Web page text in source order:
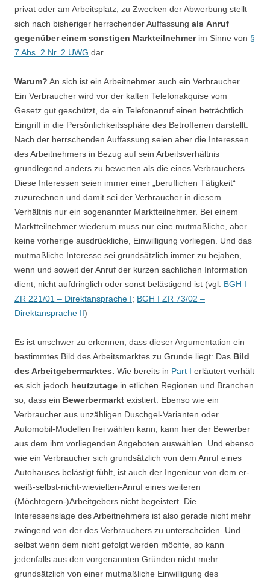
privat oder am Arbeitsplatz, zu Zwecken der Abwerbung stellt
sich nach bisheriger herrschender Auffassung als Anruf
gegenüber einem sonstigen Markteilnehmerim Sinne von §
7 Abs. 2 Nr. 2 UWG dar.
Warum? An sich ist ein Arbeitnehmer auch ein Verbraucher.
Ein Verbraucher wird vor der kalten Telefonakquise vom
Gesetz gut geschützt, da ein Telefonanruf einen beträchtlich
Eingriff in die Persönlichkeitssphäre des Betroffenen darstellt.
Nach der herrschenden Auffassung seien aber die Interessen
des Arbeitnehmers in Bezug auf sein Arbeitsverhältnis
grundlegend anders zu bewerten als die eines Verbrauchers.
Diese Interessen seien immer einer „beruflichen Tätigkeit“
zuzurechnen und damit sei der Verbraucher in diesem
Verhältnis nur ein sogenannter Marktteilnehmer. Bei einem
Marktteilnehmer wiederum muss nur eine mutmaßliche, aber
keine vorherige ausdrückliche, Einwilligung vorliegen. Und das
mutmaßliche Interesse sei grundsätzlich immer zu bejahen,
wenn und soweit der Anruf der kurzen sachlichen Information
dient, nicht aufdringlich oder sonst belästigend ist (vgl. BGH I
ZR 221/01 – Direktansprache I; BGH I ZR 73/02 –
Direktansprache II)
Es ist unschwer zu erkennen, dass dieser Argumentation ein
bestimmtes Bild des Arbeitsmarktes zu Grunde liegt: Das Bild
des Arbeitgebermarktes. Wie bereits in Part I erläutert verhält
es sich jedoch heutzutage in etlichen Regionen und Branchen
so, dass ein Bewerbermarkt existiert. Ebenso wie ein
Verbraucher aus unzähligen Duschgel-Varianten oder
Automobil-Modellen frei wählen kann, kann hier der Bewerber
aus dem ihm vorliegenden Angeboten auswählen. Und ebenso
wie ein Verbraucher sich grundsätzlich von dem Anruf eines
Autohauses belästigt fühlt, ist auch der Ingenieur von dem er-
weiß-selbst-nicht-wievielten-Anruf eines weiteren
(Möchtegern-)Arbeitgebers nicht begeistert. Die
Interessenslage des Arbeitnehmers ist also gerade nicht mehr
zwingend von der des Verbrauchers zu unterscheiden. Und
selbst wenn dem nicht gefolgt werden möchte, so kann
jedenfalls aus den vorgenannten Gründen nicht mehr
grundsätzlich von einer mutmaßliche Einwilligung des